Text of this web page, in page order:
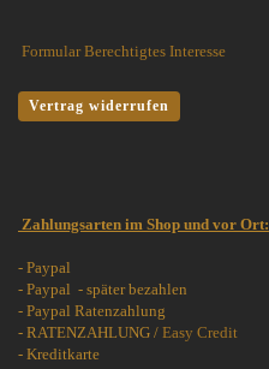
Formular Berechtigtes Interesse
Vertrag widerrufen
Zahlungsarten im Shop und vor Ort:
- Paypal
- Paypal - später bezahlen
- Paypal Ratenzahlung
- RATENZAHLUNG / Easy Credit
- Kreditkarte